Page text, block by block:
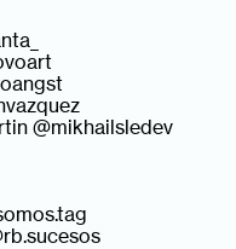
@mikhailsledev